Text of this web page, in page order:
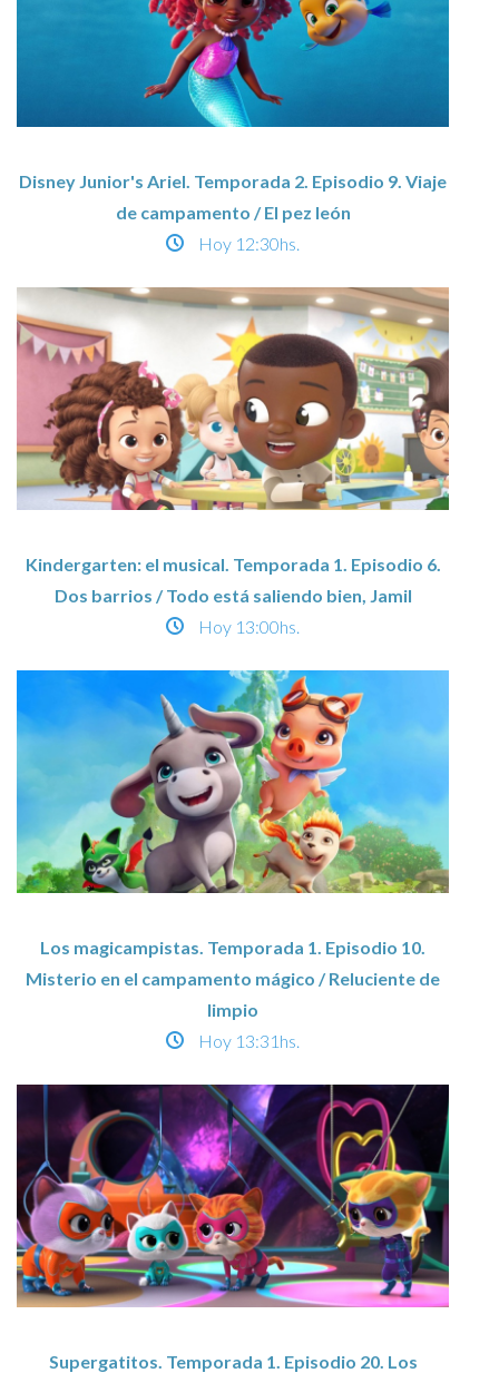
Disney Junior's Ariel. Temporada 2. Episodio 9. Viaje
de campamento / El pez león
Hoy 12:30hs.
Kindergarten: el musical. Temporada 1. Episodio 6.
Dos barrios / Todo está saliendo bien, Jamil
Hoy 13:00hs.
Los magicampistas. Temporada 1. Episodio 10.
Misterio en el campamento mágico / Reluciente de
limpio
Hoy 13:31hs.
Supergatitos. Temporada 1. Episodio 20. Los